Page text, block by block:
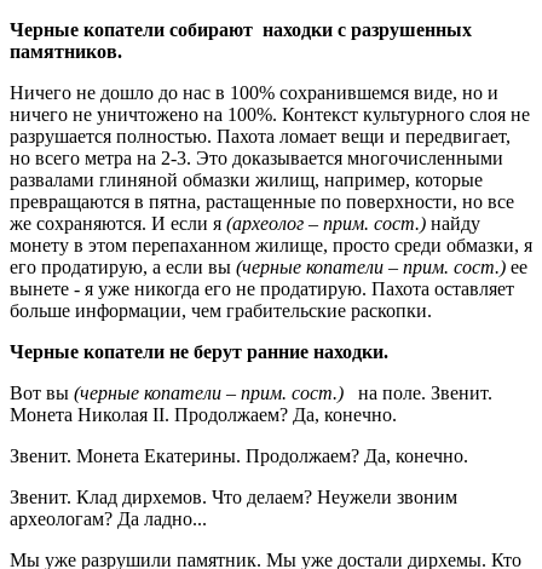
Черные копатели собирают находки с разрушенных
памятников.
Ничего не дошло до нас в 100% сохранившемся виде, но и
ничего не уничтожено на 100%. Контекст культурного слоя не
разрушается полностью. Пахота ломает вещи и передвигает,
но всего метра на 2-3. Это доказывается многочисленными
развалами глиняной обмазки жилищ, например, которые
превращаются в пятна, растащенные по поверхности, но все
же сохраняются. И если я (археолог – прим. сост.) найду
монету в этом перепаханном жилище, просто среди обмазки, я
его продатирую, а если вы (черные копатели – прим. сост.) ее
вынете - я уже никогда его не продатирую. Пахота оставляет
больше информации, чем грабительские раскопки.
Черные копатели не берут ранние находки.
Вот вы (черные копатели – прим. сост.) на поле. Звенит.
Монета Николая II. Продолжаем? Да, конечно.
Звенит. Монета Екатерины. Продолжаем? Да, конечно.
Звенит. Клад дирхемов. Что делаем? Неужели звоним
археологам? Да ладно...
Мы уже разрушили памятник. Мы уже достали дирхемы. Кто